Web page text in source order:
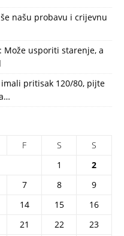
našu probavu i crijevnu
usporiti starenje, a
pritisak 120/80, pijte
F S
S
1
2
7 8
9
14 15
16
21 22 23